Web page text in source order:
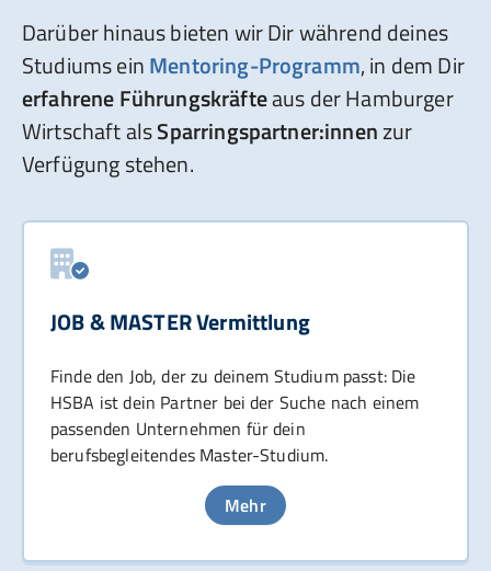
Darüber hinaus bieten wir Dir während deines
Studiums einMentoring-Programm, in dem Dir
erfahrene Führungskräfteaus der Hamburger
Wirtschaft alsSparringspartner:innenzur
Verfügung stehen.
JOB & MASTER Vermittlung
Finde den Job, der zu deinem Studium passt: Die
HSBA ist dein Partner bei der Suche nach einem
passenden Unternehmen für dein
berufsbegleitendes Master-Studium.
Mehr